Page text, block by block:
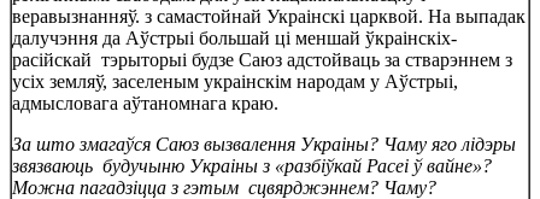
веравызнанняў. з самастойнай Украінскі царквой. На выпадак
далучэння да Аўстрыі большай ці меншай ўкраінскіх-
расійскай тэрыторыі будзе Саюз адстойваць за стварэннем з
усіх земляў, заселеным украінскім народам у Аўстрыі,
адмысловага аўтаномнага краю.
За што змагаўся Саюз вызвалення Украіны? Чаму яго лідэры
звязваюць будучыню Украіны з «разбіўкай Расеі ў вайне»?
Можна пагадзіцца з гэтым сцвярджэннем? Чаму?